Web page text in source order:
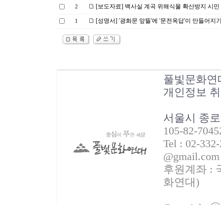
2 [보도자료] 백사실 계곡 위해식물 확산방지 시
1 [성명서] '광화문 앞뜰'에 '문전옥답'이 만들어지
풀빛문화연
개인정보
서울시 종
105-82-
Tel : 02-
@gmail.com
후원계좌 :
화연대)